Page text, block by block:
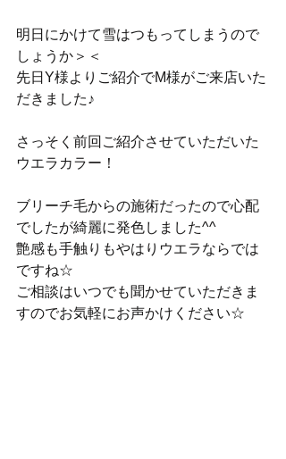
明日にかけて雪はつもってしまうので
しょうか＞＜
先日Y様よりご紹介でM様がご来店いた
だきました♪
さっそく前回ご紹介させていただいた
ウエラカラー！
ブリーチ毛からの施術だったので心配
でしたが綺麗に発色しました^^
艶感も手触りもやはりウエラならでは
ですね☆
ご相談はいつでも聞かせていただきま
すのでお気軽にお声かけください☆